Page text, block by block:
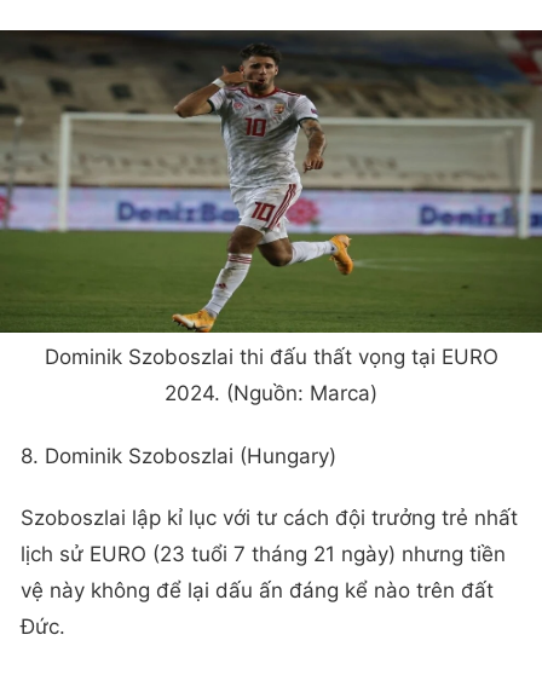
Dominik Szoboszlai thi đấu thất vọng tại EURO
2024. (Nguồn: Marca)
8. Dominik Szoboszlai (Hungary)
Szoboszlai lập kỉ lục với tư cách đội trưởng trẻ nhất
lịch sử EURO (23 tuổi 7 tháng 21 ngày) nhưng tiền
vệ này không để lại dấu ấn đáng kể nào trên đất
Đức.